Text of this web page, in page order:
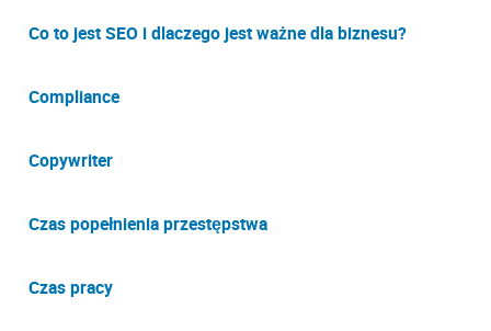
Co to jest SEO i dlaczego jest ważne dla biznesu?
Compliance
Copywriter
Czas popełnienia przestępstwa
Czas pracy